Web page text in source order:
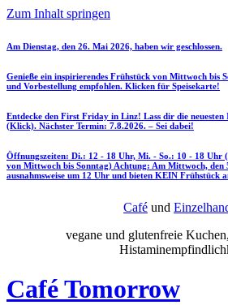
Zum Inhalt springen
Am Dienstag, den 26. Mai 2026, haben wir geschlossen.
Genieße ein inspirierendes Frühstück von Mittwoch bis
und Vorbestellung empfohlen. Klicken für Speisekarte!
Entdecke den First Friday in Linz! Lass dir die
(Klick). Nächster Termin: 7.8.2026. – Sei dabei!
Öffnungszeiten: Di.: 12 - 18 Uhr, Mi. - So.: 10 - 18 Uhr
von Mittwoch bis Sonntag) Achtung: Am Mittwoch, den
ausnahmsweise um 12 Uhr und bieten KEIN Frühstück
Café und
vegane und glutenfreie
Café Tomorrow